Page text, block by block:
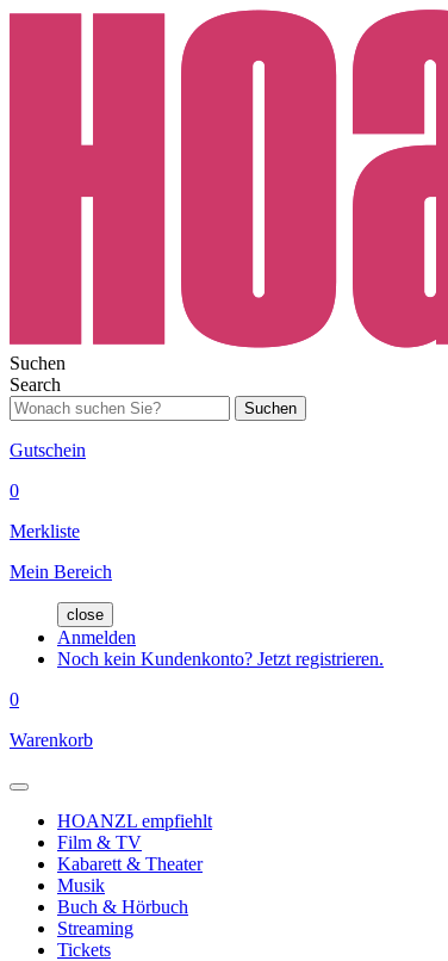
Suchen
Search
Suchen
Gutschein
0
Merkliste
Mein Bereich
close
Anmelden
Noch kein Kundenkonto? Jetzt registrieren.
0
Warenkorb
HOANZL empfiehlt
Film & TV
Kabarett & Theater
Musik
Buch & Hörbuch
Streaming
Tickets